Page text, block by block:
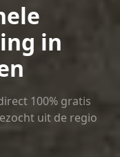
in
100% gratis
uit de regio